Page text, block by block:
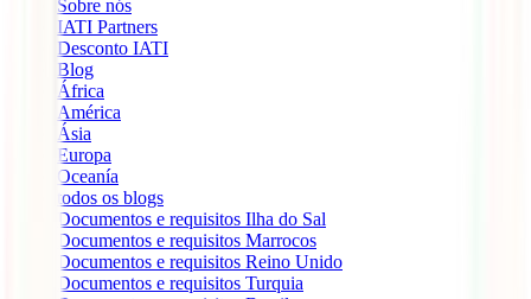
Sobre nós
IATI Partners
Desconto IATI
Blog
África
América
Ásia
Europa
Oceanía
todos os blogs
Documentos e requisitos Ilha do Sal
Documentos e requisitos Marrocos
Documentos e requisitos Reino Unido
Documentos e requisitos Turquia